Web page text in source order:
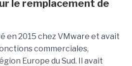
le remplacement de
en 2015 chez VMware et avait
commerciales,
Europe du Sud. Il avait